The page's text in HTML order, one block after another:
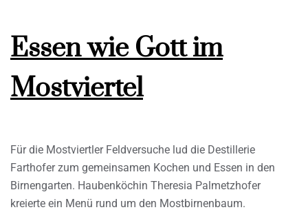
Essen wie Gott im
Mostviertel
Für die Mostviertler Feldversuche lud die Destillerie
Farthofer zum gemeinsamen Kochen und Essen in den
Birnengarten. Haubenköchin Theresia Palmetzhofer
kreierte ein Menü rund um den Mostbirnenbaum.